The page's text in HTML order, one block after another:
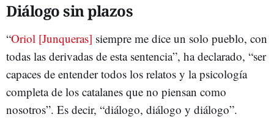
Diálogo sin plazos
“Oriol [Junqueras] siempre me dice un solo pueblo, con
todas las derivadas de esta sentencia”, ha declarado, “ser
capaces de entender todos los relatos y la psicología
completa de los catalanes que no piensan como
nosotros”. Es decir, “diálogo, diálogo y diálogo”.